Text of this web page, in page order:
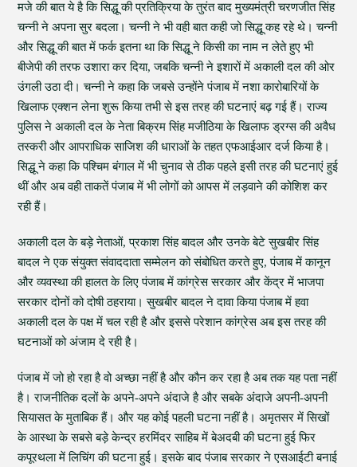
मजे की बात ये है कि सिद्धू की प्रतिक्रिया के तुरंत बाद मुख्यमंत्री चरणजीत सिंह
चन्नी ने अपना सुर बदला। चन्नी ने भी वही बात कही जो सिद्धू कह रहे थे। चन्नी
और सिद्धू की बात में फर्क इतना था कि सिद्धू ने किसी का नाम न लेते हुए भी
बीजेपी की तरफ उशारा कर दिया, जबकि चन्नी ने इशारों में अकाली दल की ओर
उंगली उठा दी। चन्नी ने कहा कि जबसे उन्होंने पंजाब में नशा कारोबारियों के
खिलाफ एक्शन लेना शुरू किया तभी से इस तरह की घटनाएं बढ़ गई हैं। राज्य
पुलिस ने अकाली दल के नेता बिक्रम सिंह मजीठिया के खिलाफ ड्रग्स की अवैध
तस्करी और आपराधिक साजिश की धाराओं के तहत एफआईआर दर्ज किया है।
सिद्धू ने कहा कि पश्चिम बंगाल में भी चुनाव से ठीक पहले इसी तरह की घटनाएं हुई
थीं और अब वही ताकतें पंजाब में भी लोगों को आपस में लड़वाने की कोशिश कर
रही हैं।
अकाली दल के बड़े नेताओं, प्रकाश सिंह बादल और उनके बेटे सुखबीर सिंह
बादल ने एक संयुक्त संवाददाता सम्मेलन को संबोधित करते हुए, पंजाब में कानून
और व्यवस्था की हालत के लिए पंजाब में कांग्रेस सरकार और केंद्र में भाजपा
सरकार दोनों को दोषी ठहराया। सुखबीर बादल ने दावा किया पंजाब में हवा
अकाली दल के पक्ष में चल रही है और इससे परेशान कांग्रेस अब इस तरह की
घटनाओं को अंजाम दे रही है।
पंजाब में जो हो रहा है वो अच्छा नहीं है और कौन कर रहा है अब तक यह पता नहीं
है। राजनीतिक दलों के अपने-अपने अंदाजे है और सबके अंदाजे अपनी-अपनी
सियासत के मुताबिक हैं। और यह कोई पहली घटना नहीं है। अमृतसर में सिखों
के आस्था के सबसे बड़े केन्द्र हरमिंदर साहिब में बेअदबी की घटना हुई फिर
कपूरथला में लिचिंग की घटना हुई। इसके बाद पंजाब सरकार ने एसआईटी बनाई